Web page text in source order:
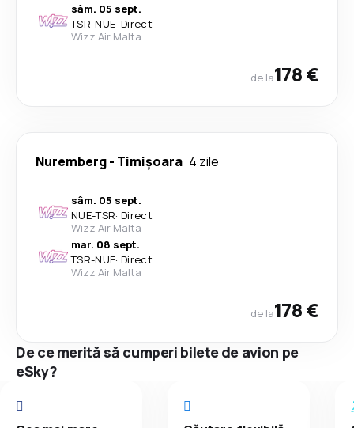
sâm. 05 sept.
TSR-NUE· Direct
Wizz Air Malta
de la178 €
Nuremberg- Timișoara 4 zile
sâm. 05 sept.
NUE-TSR· Direct
Wizz Air Malta
mar. 08 sept.
TSR-NUE· Direct
Wizz Air Malta
de la178 €
De ce merită să cumperi bilete de avion pe
eSky?